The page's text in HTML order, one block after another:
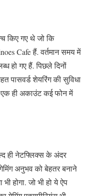
किए गए थे जो कि
Cafe हैं. वर्तमान समय में
हो गए हैं. पिछले दिनों
पासवर्ड शेयरिंग की सुविधा
ही अकाउंट कई फोन में
ही नेटफ्लिक्स के अंदर
अनुभव को बेहतर बनाने
होगा. जो भी हो ये ऐप